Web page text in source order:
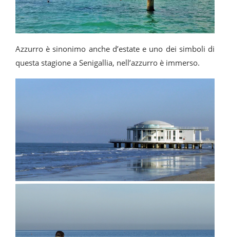
Azzurro è sinonimo anche d’estate e uno dei simboli di
questa stagione a Senigallia, nell’azzurro è immerso.